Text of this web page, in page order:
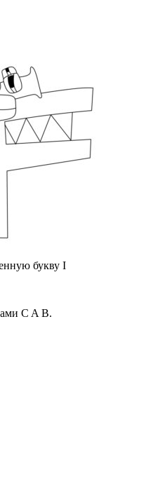
букву I
C A B.